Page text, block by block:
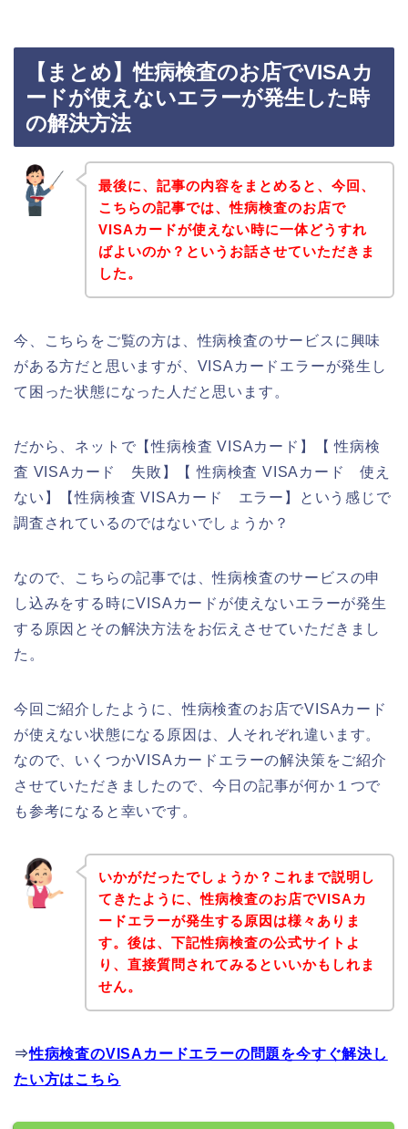
【まとめ】性病検査のお店でVISAカ
ードが使えないエラーが発生した時
の解決方法
最後に、記事の内容をまとめると、今回、
こちらの記事では、性病検査のお店で
VISAカードが使えない時に一体どうすれ
ばよいのか？というお話させていただきま
した。
今、こちらをご覧の方は、性病検査のサービスに興味
がある方だと思いますが、VISAカードエラーが発生し
て困った状態になった人だと思います。
だから、ネットで【性病検査 VISAカード】【 性病検
査 VISAカード 失敗】【 性病検査 VISAカード 使え
ない】【性病検査 VISAカード エラー】という感じで
調査されているのではないでしょうか？
なので、こちらの記事では、性病検査のサービスの申
し込みをする時にVISAカードが使えないエラーが発生
する原因とその解決方法をお伝えさせていただきまし
た。
今回ご紹介したように、性病検査のお店でVISAカード
が使えない状態になる原因は、人それぞれ違います。
なので、いくつかVISAカードエラーの解決策をご紹介
させていただきましたので、今日の記事が何か１つで
も参考になると幸いです。
いかがだったでしょうか？これまで説明し
てきたように、性病検査のお店でVISAカ
ードエラーが発生する原因は様々ありま
す。後は、下記性病検査の公式サイトよ
り、直接質問されてみるといいかもしれま
せん。
⇒性病検査のVISAカードエラーの問題を今すぐ解決し
たい方はこちら